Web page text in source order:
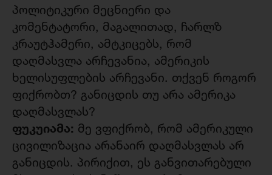
პოლიტიკური მეცნიერი და
კომენტატორი, მაგალითად, ჩარლზ
კრაუტჰამერი, ამტკიცებს, რომ
დაღმასვლა არჩევანია, ამერიკის
ხელისუფლების არჩევანი. თქვენ როგორ
ფიქრობთ? განიცდის თუ არა ამერიკა
დაღმასვლას?
ფუკუიამა: მე ვფიქრობ, რომ ამერიკული
ცივილიზაცია არანაირ დაღმასვლას არ
განიცდის. პირიქით, ეს განვითარებული